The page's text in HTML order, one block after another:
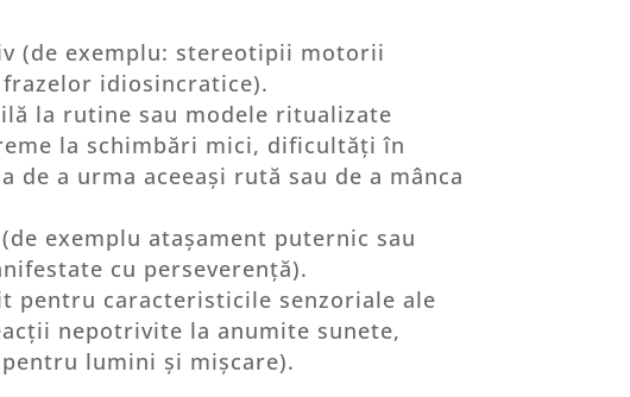
(de exemplu: stereotipii motorii
idiosincratice).
la rutine sau modele ritualizate
la schimbări mici, dificultăți în
a urma aceeași rută sau de a mânca
exemplu atașament puternic sau
cu perseverență).
pentru caracteristicile senzoriale ale
nepotrivite la anumite sunete,
lumini și mișcare).